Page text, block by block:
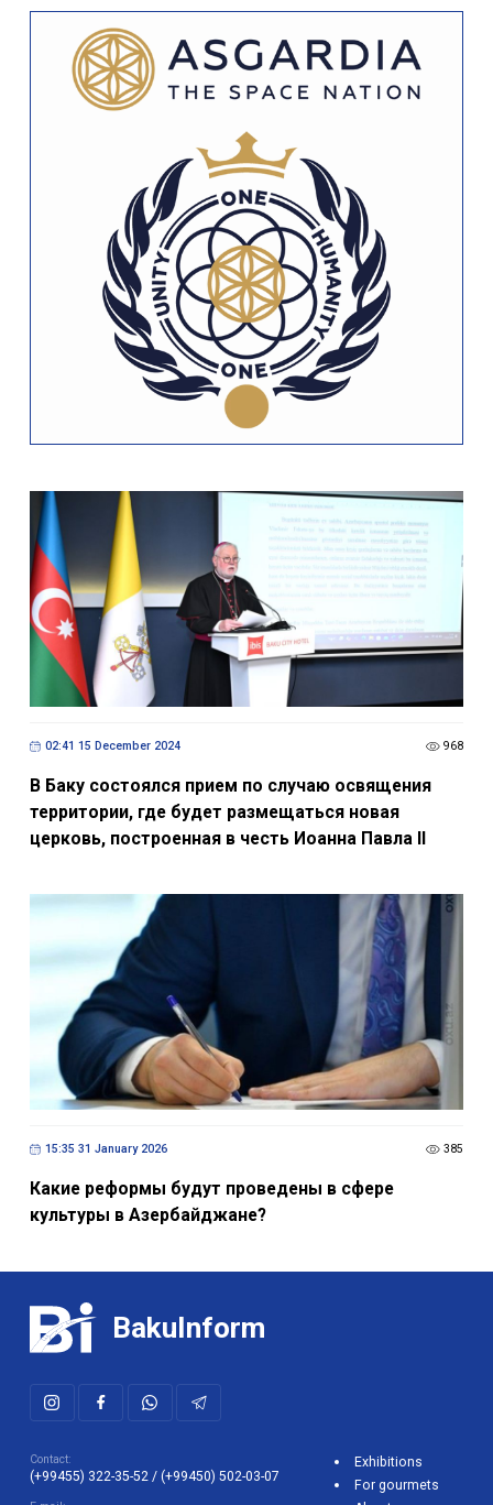
02:41 15 December 2024 968
В Баку cостоялся прием по случаю освящения
территории, где будет размещаться новая
церковь, построенная в честь Иоанна Павла II
15:35 31 January 2026 385
Какие реформы будут проведены в сфере
культуры в Азербайджане?
BakuInform
Contact:
(+99455) 322-35-52 / (+99450) 502-03-07
Exhibitions
For gourmets